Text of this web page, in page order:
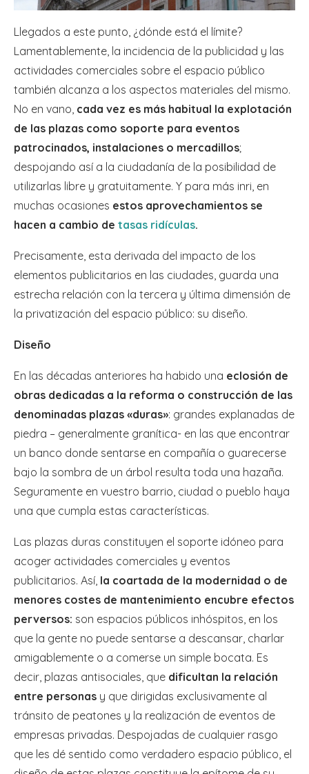
Llegados a este punto, ¿dónde está el límite?
Lamentablemente, la incidencia de la publicidad y las
actividades comerciales sobre el espacio público
también alcanza a los aspectos materiales del mismo.
No en vano, cada vez es más habitual la explotación
de las plazas como soporte para eventos
patrocinados, instalaciones o mercadillos;
despojando así a la ciudadanía de la posibilidad de
utilizarlas libre y gratuitamente. Y para más inri, en
muchas ocasiones estos aprovechamientos se
hacen a cambio de tasas ridículas.
Precisamente, esta derivada del impacto de los
elementos publicitarios en las ciudades, guarda una
estrecha relación con la tercera y última dimensión de
la privatización del espacio público: su diseño.
Diseño
En las décadas anteriores ha habido una eclosión de
obras dedicadas a la reforma o construcción de las
denominadas plazas «duras»: grandes explanadas de
piedra – generalmente granítica- en las que encontrar
un banco donde sentarse en compañía o guarecerse
bajo la sombra de un árbol resulta toda una hazaña.
Seguramente en vuestro barrio, ciudad o pueblo haya
una que cumpla estas características.
Las plazas duras constituyen el soporte idóneo para
acoger actividades comerciales y eventos
publicitarios. Así, la coartada de la modernidad o de
menores costes de mantenimiento encubre efectos
perversos: son espacios públicos inhóspitos, en los
que la gente no puede sentarse a descansar, charlar
amigablemente o a comerse un simple bocata. Es
decir, plazas antisociales, que dificultan la relación
entre personas y que dirigidas exclusivamente al
tránsito de peatones y la realización de eventos de
empresas privadas. Despojadas de cualquier rasgo
que les dé sentido como verdadero espacio público, el